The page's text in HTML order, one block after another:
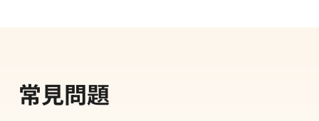
常見問題